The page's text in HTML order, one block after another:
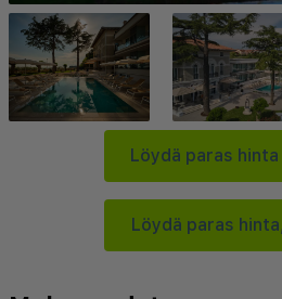
Löydä paras
Löydä paras